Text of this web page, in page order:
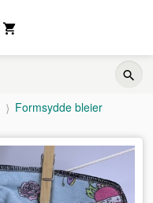
Formsydde bleier